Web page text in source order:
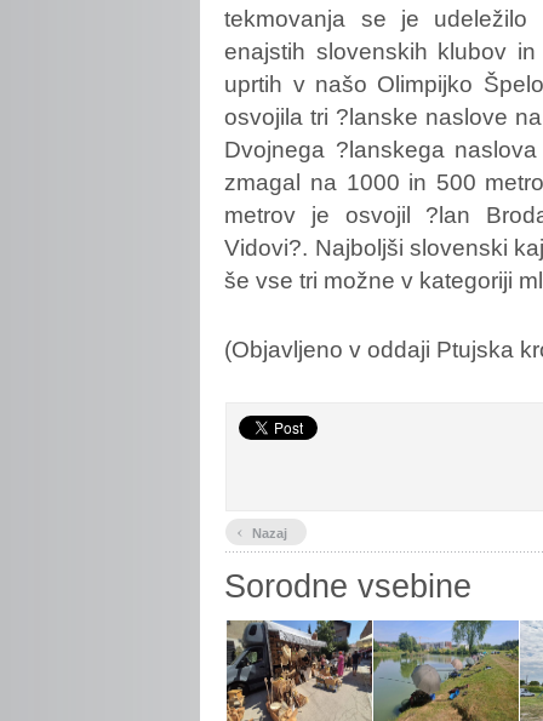
tekmovanja se je
enajstih slovenskih klubov
uprtih v našo Olimpijko
osvojila tri ?lanske naslove
Dvojnega ?lanskega
zmagal na 1000 in 500
metrov je osvojil ?lan
Vidovi?. Najboljši slovenski
še vse tri možne v kategoriji
(Objavljeno v oddaji Ptujska
‹ Nazaj
Sorodne vsebine